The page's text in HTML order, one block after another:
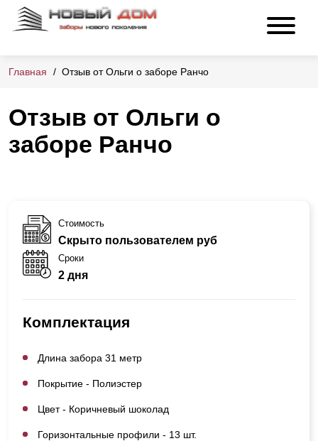
Главная Отзыв от Ольги о заборе Ранчо
Отзыв от Ольги о
заборе Ранчо
Стоимость
Скрыто пользователем руб
Сроки
2 дня
Комплектация
Длина забора 31 метр
Покрытие - Полиэстер
Цвет - Коричневый шоколад
Горизонтальные профили - 13 шт.